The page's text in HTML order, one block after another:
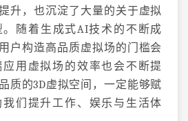
升，也沉淀了大量的关于虚拟
随着生成式AI技术的不断成
户构造高品质虚拟场的门槛会
用虚拟场的效率也会不断提
质的3D虚拟空间，一定能够赋
们提升工作、娱乐与生活体